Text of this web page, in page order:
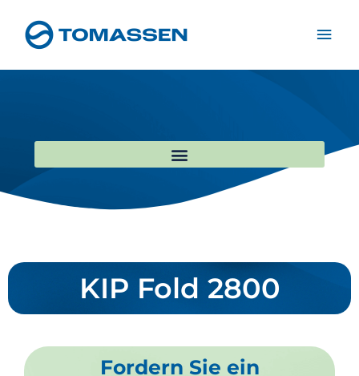
Inhalt
springen
KIP Fold 2800
Fordern Sie ein